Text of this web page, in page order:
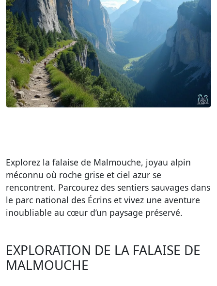
Explorez la falaise de Malmouche, joyau alpin
méconnu où roche grise et ciel azur se
rencontrent. Parcourez des sentiers sauvages dans
le parc national des Écrins et vivez une aventure
inoubliable au cœur d’un paysage préservé.
EXPLORATION DE LA FALAISE DE
MALMOUCHE